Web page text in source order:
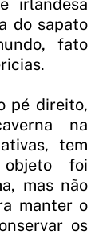
irlandesa
do sapato
fato
pé direito,
na
tem
foi
mas não
manter o
os